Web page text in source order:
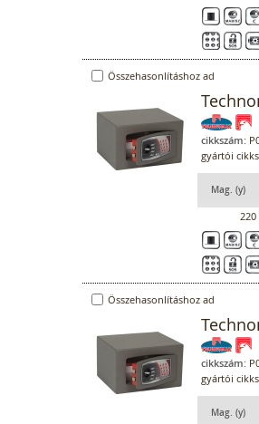
Összehasonlításhoz ad
cikkszám:
gyártói
Mag. (y)
220
Összehasonlításhoz ad
cikkszám:
gyártói
Mag. (y)